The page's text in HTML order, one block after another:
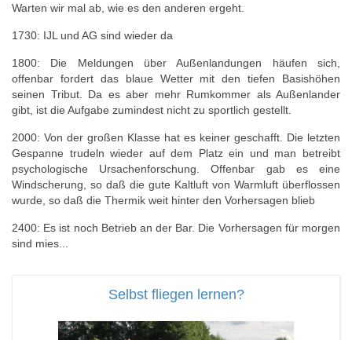
Warten wir mal ab, wie es den anderen ergeht.
1730: IJL und AG sind wieder da
1800: Die Meldungen über Außenlandungen häufen sich,
offenbar fordert das blaue Wetter mit den tiefen Basishöhen
seinen Tribut. Da es aber mehr Rumkommer als Außenlander
gibt, ist die Aufgabe zumindest nicht zu sportlich gestellt.
2000: Von der großen Klasse hat es keiner geschafft. Die letzten
Gespanne trudeln wieder auf dem Platz ein und man betreibt
psychologische Ursachenforschung. Offenbar gab es eine
Windscherung, so daß die gute Kaltluft von Warmluft überflossen
wurde, so daß die Thermik weit hinter den Vorhersagen blieb
2400: Es ist noch Betrieb an der Bar. Die Vorhersagen für morgen
sind mies...
Selbst fliegen lernen?